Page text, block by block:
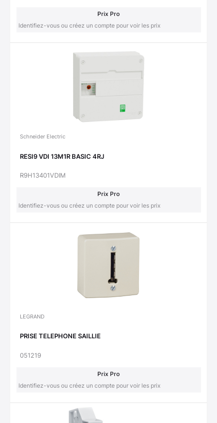
Prix Pro
Identifiez-vous ou créez un compte pour voir les prix
Schneider Electric
RESI9 VDI 13M1R BASIC 4RJ
R9H13401VDIM
Prix Pro
Identifiez-vous ou créez un compte pour voir les prix
LEGRAND
PRISE TELEPHONE SAILLIE
051219
Prix Pro
Identifiez-vous ou créez un compte pour voir les prix